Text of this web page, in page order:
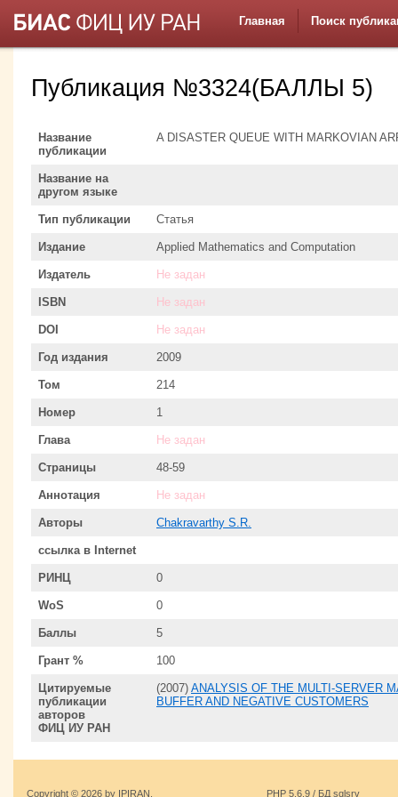
Главная Поиск
Публикация №3324(БАЛЛЫ 5)
Название
публикации
A DISASTER QUEUE WITH MARKOVIAN
Название на
другом языке
Тип публикации Статья
Издание Applied Mathematics and Computation
Издатель Не задан
ISBN Не задан
DOI Не задан
Год издания 2009
Том 214
Номер 1
Глава Не задан
Страницы 48-59
Аннотация Не задан
Авторы Chakravarthy S.R.
ссылка в Internet
РИНЦ 0
WoS 0
Баллы 5
Грант % 100
Цитируемые
публикации
авторов
ФИЦ ИУ РАН
(2007) ANALYSIS OF THE MULTI-SERVER
BUFFER AND NEGATIVE CUSTOMERS
Copyright © 2026 by IPIRAN.
PHP 5.6.9 / БД sqlsrv